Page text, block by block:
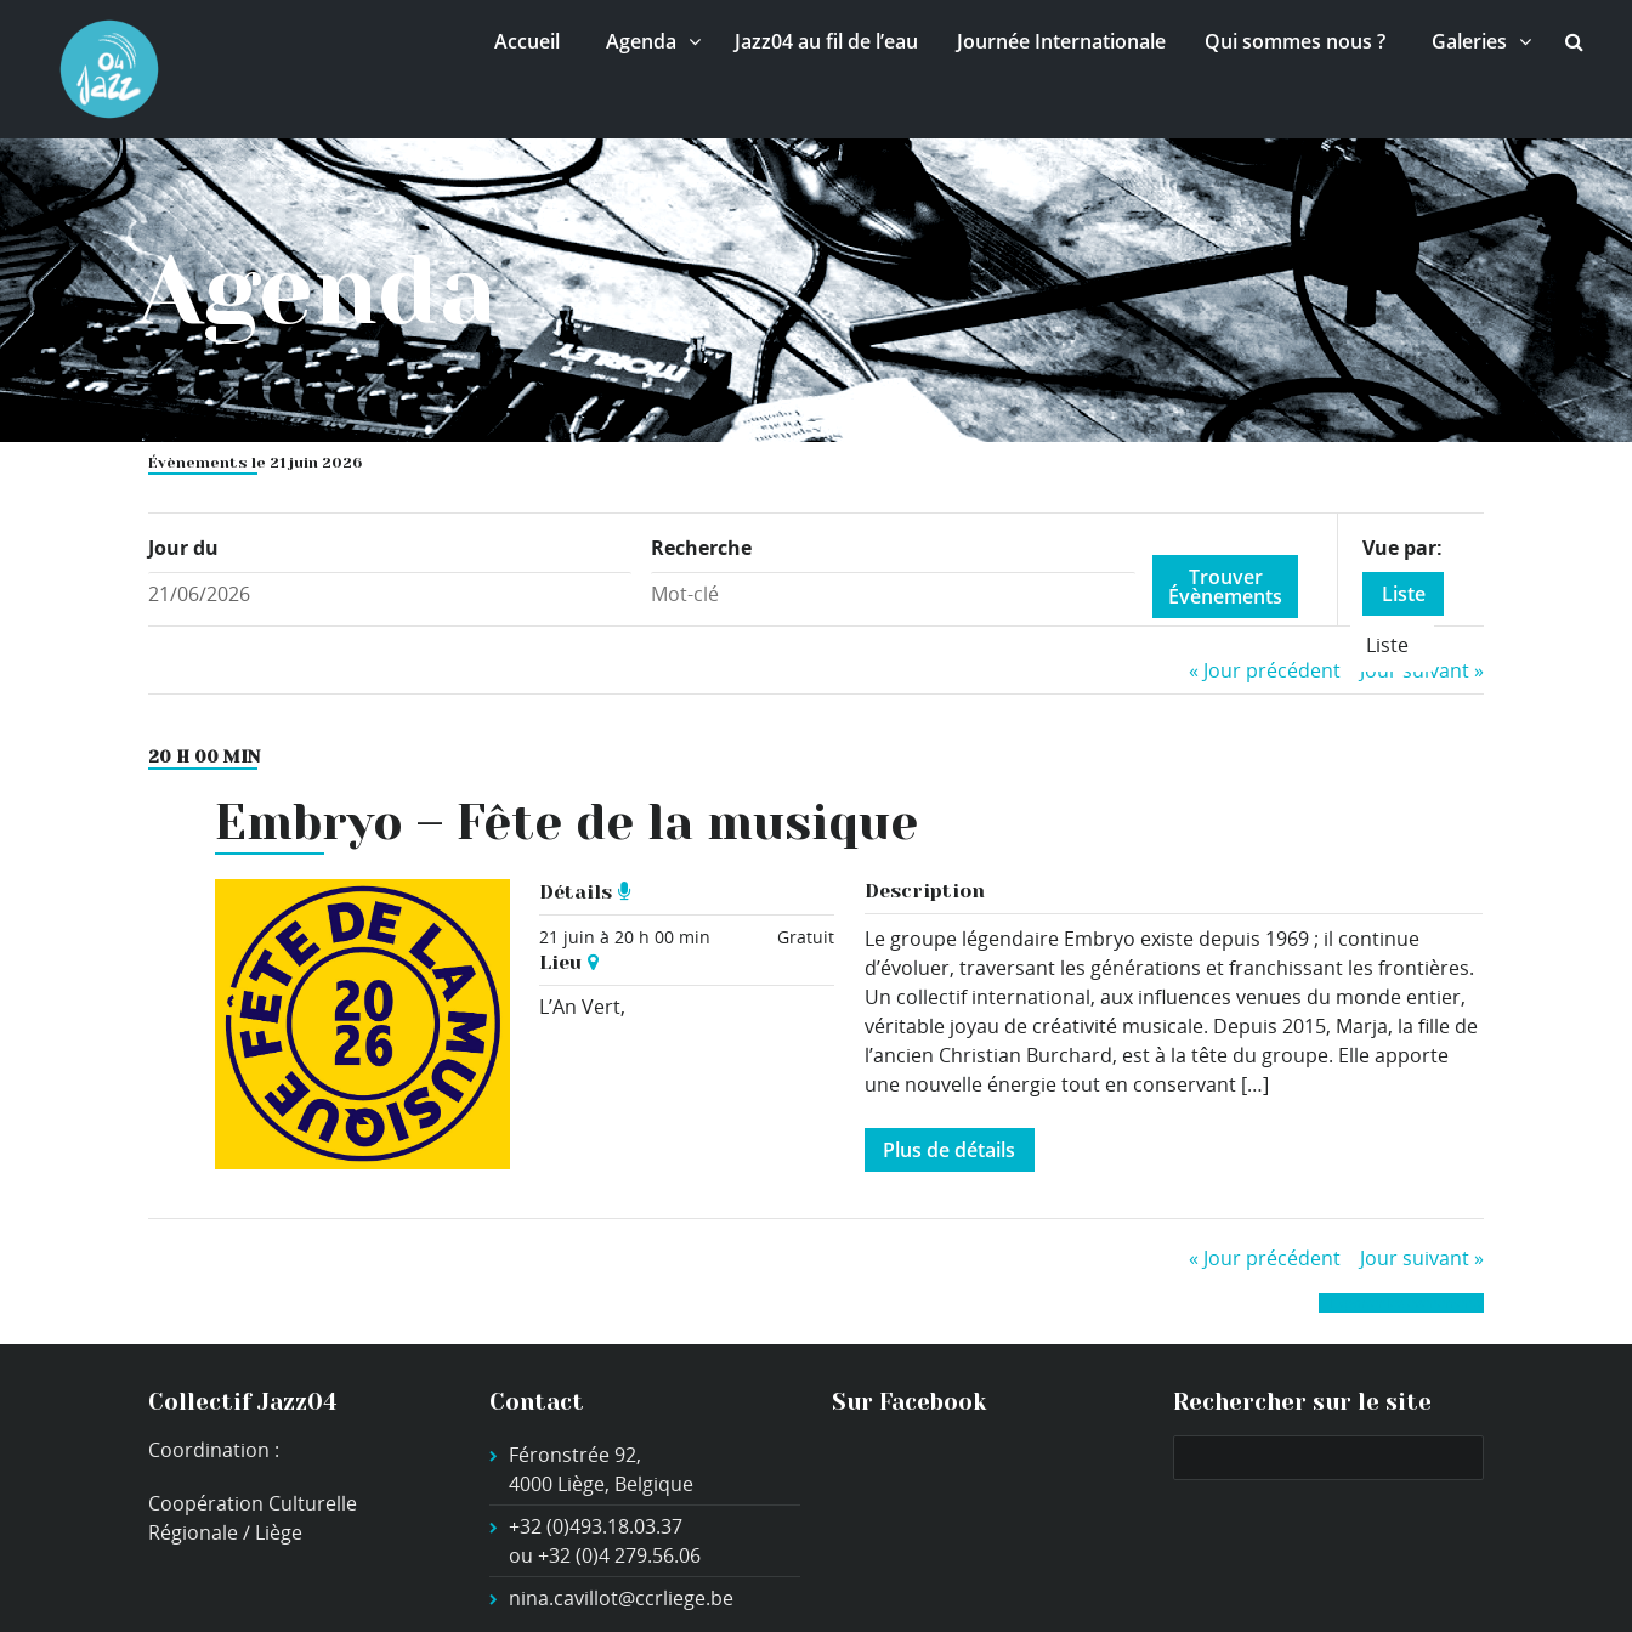
Accueil Agenda Jazz04 au fil de l’eau Journée Internationale Qui sommes nous ? Galeries
Agenda
Évènements le 21 juin 2026
Event
Views
Navigation
Vue par
Liste
Liste
Jour du Recherche
« Jour précédent Jour suivant»
20 H 00 MIN
Embryo – Fête de la musique
Détails
21 juin à 20 h 00 min
Gratuit
Lieu
L’An Vert,
Description
Le groupe légendaire Embryo existe depuis 1969 ; il continue
d’évoluer, traversant les générations et franchissant les frontières.
Un collectif international, aux influences venues du monde entier,
véritable joyau de créativité musicale. Depuis 2015, Marja, la fille de
l’ancien Christian Burchard, est à la tête du groupe. Elle apporte
une nouvelle énergie tout en conservant […]
Plus de détails
« Jour précédent Jour suivant»
Collectif Jazz04
Coordination :
Coopération Culturelle
Régionale / Liège
Contact
Féronstrée 92,
4000 Liège, Belgique
+32 (0)493.18.03.37
ou +32 (0)4 279.56.06
nina.cavillot@ccrliege.be
Sur Facebook Rechercher sur le site